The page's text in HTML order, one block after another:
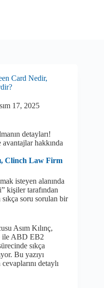
Card Nedir,
17, 2025
detayları!
hakkında
Clinch Law Firm
isteyen alanında
kişiler tarafından
soru sorulan bir
Asım Kılınç,
ile ABD EB2
sıkça
Bu yazıyı
detaylı